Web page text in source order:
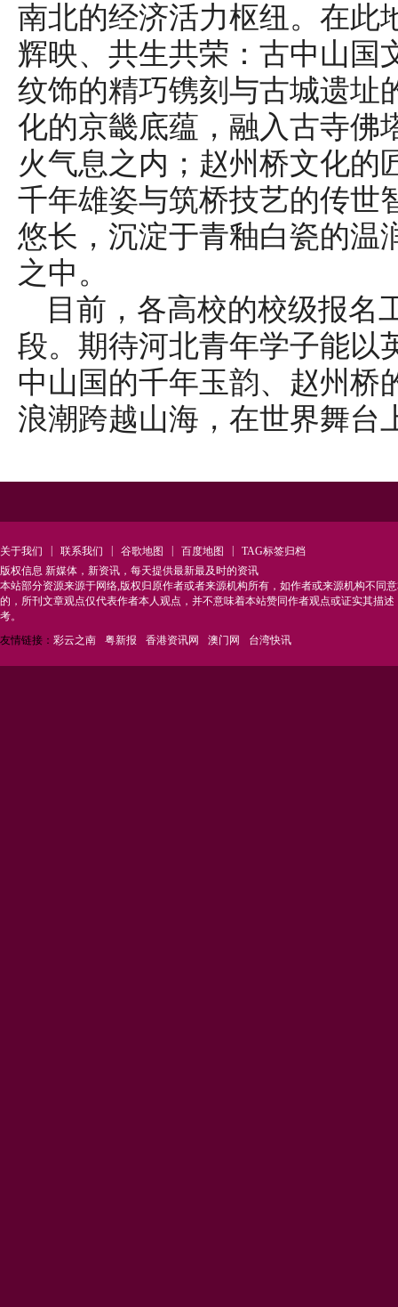
南北的经济活力枢纽。在此
辉映、共生共荣：古中山国
纹饰的精巧镌刻与古城遗址
化的京畿底蕴，融入古寺佛
火气息之内；赵州桥文化的
千年雄姿与筑桥技艺的传世
悠长，沉淀于青釉白瓷的温
之中。
目前，各高校的校级报名
段。期待河北青年学子能以
中山国的千年玉韵、赵州桥
浪潮跨越山海，在世界舞台
关于我们 联系我们 谷歌地图 百度地图
TAG标签归档
版权信息 新媒体，新资讯，每天提供最新最及时的资讯
本站部分资源来源于网络,版权归原作者或者来源机构所有，如作者或来源机构不同
的，所刊文章观点仅代表作者本人观点，并不意味着本站赞同作者观点或证实其描
考。
友情链接： 彩云之南 粤新报 香港资讯网 澳门网 台湾快讯